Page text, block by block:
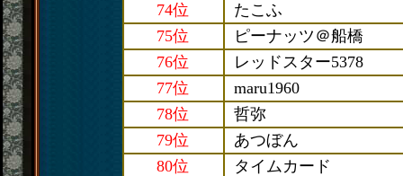
74位
たこふ
75位
ピーナッツ＠船橋
76位
レッドスター5378
77位
maru1960
78位
哲弥
79位
あつぼん
80位
タイムカード